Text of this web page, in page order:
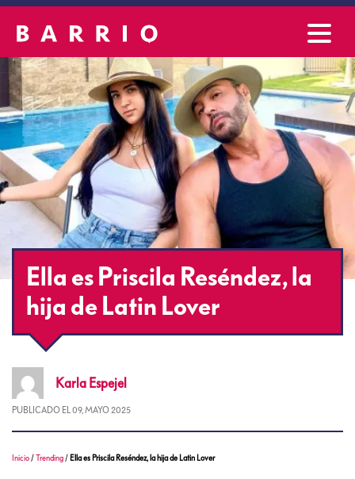
Ella es Priscila Reséndez, la
hija de Latin Lover
Karla Espejel
PUBLICADO EL 09, MAYO 2025
Inicio /Trending / Ella es Priscila Reséndez, la hija de Latin Lover